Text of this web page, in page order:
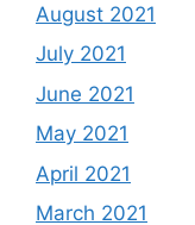
August 2021
July 2021
June 2021
May 2021
April 2021
March 2021